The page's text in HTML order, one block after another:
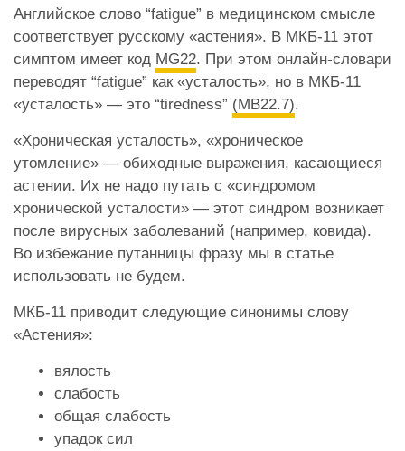
Английское слово “fatigue” в медицинском смысле
соответствует русскому «астения». В МКБ-11 этот
симптом имеет код MG22. При этом онлайн-словари
переводят “fatigue” как «усталость», но в МКБ-11
«усталость» — это “tiredness” (MB22.7).
«Хроническая усталость», «хроническое
утомление» — обиходные выражения, касающиеся
астении. Их не надо путать с «синдромом
хронической усталости» — этот синдром возникает
после вирусных заболеваний (например, ковида).
Во избежание путанницы фразу мы в статье
использовать не будем.
МКБ-11 приводит следующие синонимы слову
«Астения»:
вялость
слабость
общая слабость
упадок сил